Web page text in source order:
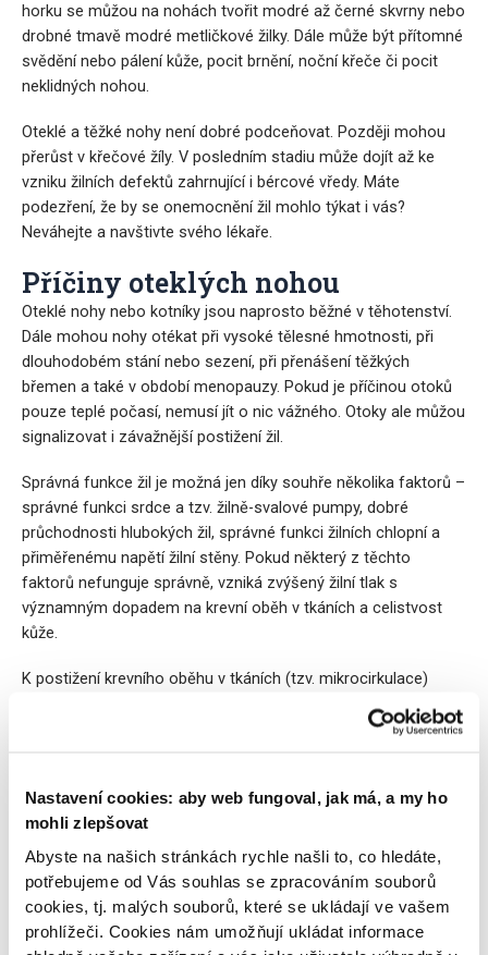
Nastavení cookies: aby web fungoval, jak má, a my ho
mohli zlepšovat
Abyste na našich stránkách rychle našli to, co hledáte,
potřebujeme od Vás souhlas se zpracováním souborů
cookies, tj. malých souborů, které se ukládají ve vašem
prohlížeči. Cookies nám umožňují ukládat informace
horku se můžou na nohách tvořit modré až černé skvrny nebo
drobné tmavě modré metličkové žilky. Dále může být přítomné
svědění nebo pálení kůže, pocit brnění, noční křeče či pocit
neklidných nohou.
Oteklé a těžké nohy není dobré podceňovat. Později mohou
přerůst v křečové žíly. V posledním stadiu může dojít až ke
vzniku žilních defektů zahrnující i bércové vředy. Máte
podezření, že by se onemocnění žil mohlo týkat i vás?
Neváhejte a navštivte svého lékaře.
Příčiny oteklých nohou
Oteklé nohy nebo kotníky jsou naprosto běžné v těhotenství.
Dále mohou nohy otékat při vysoké tělesné hmotnosti, při
dlouhodobém stání nebo sezení, při přenášení těžkých
břemen a také v období menopauzy. Pokud je příčinou otoků
pouze teplé počasí, nemusí jít o nic vážného. Otoky ale můžou
signalizovat i závažnější postižení žil.
Správná funkce žil je možná jen díky souhře několika faktorů –
správné funkci srdce a tzv. žilně-svalové pumpy, dobré
průchodnosti hlubokých žil, správné funkci žilních chlopní a
přiměřenému napětí žilní stěny. Pokud některý z těchto
faktorů nefunguje správně, vzniká zvýšený žilní tlak s
významným dopadem na krevní oběh v tkáních a celistvost
kůže.
K postižení krevního oběhu v tkáních (tzv. mikrocirkulace)
dochází poškozením výstelky krevních cév a únikem tekutiny,
bílkovin a červených krvinek mimo krevní řečiště do okolní
zvýšením propustnosti cév při poškození jejich výstelky a
uzávěrem cév aktivovanými bílými krvinkami a
mikroskopickými sraženinami přispívají ke vzniku otoku a
poruchám výživy tkáně.
Prevence a domácí léčba